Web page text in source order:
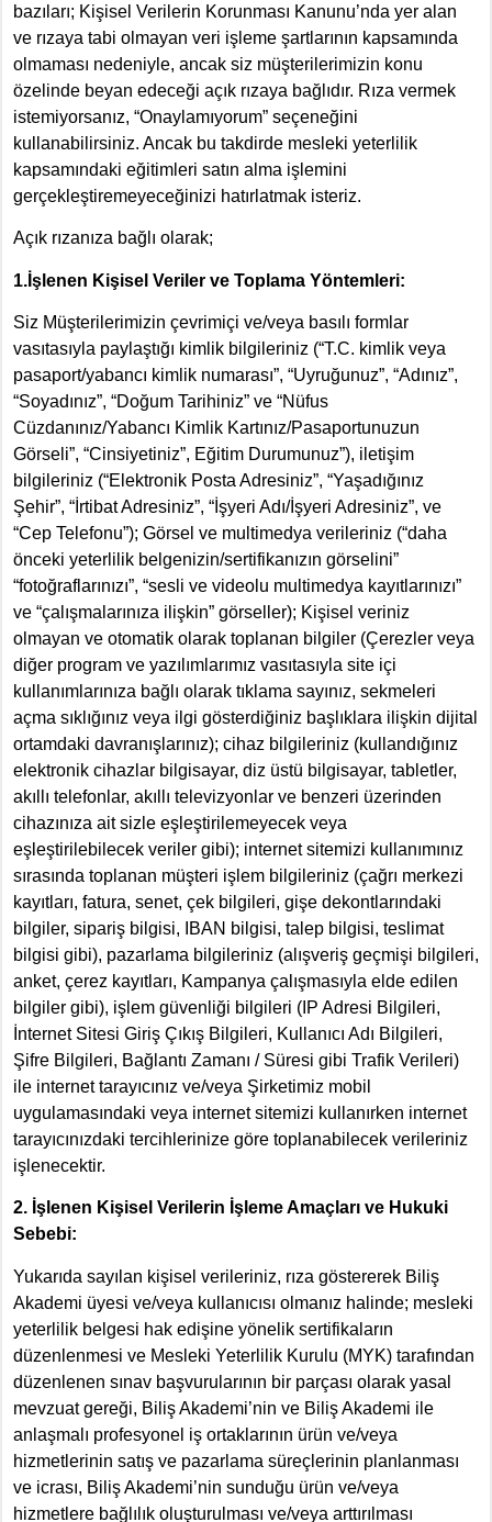
bazıları; Kişisel Verilerin Korunması Kanunu’nda yer alan
ve rızaya tabi olmayan veri işleme şartlarının kapsamında
olmaması nedeniyle, ancak siz müşterilerimizin konu
özelinde beyan edeceği açık rızaya bağlıdır. Rıza vermek
istemiyorsanız, “Onaylamıyorum” seçeneğini
kullanabilirsiniz. Ancak bu takdirde mesleki yeterlilik
kapsamındaki eğitimleri satın alma işlemini
gerçekleştiremeyeceğinizi hatırlatmak isteriz.
Açık rızanıza bağlı olarak;
1.İşlenen Kişisel Veriler ve Toplama Yöntemleri:
Siz Müşterilerimizin çevrimiçi ve/veya basılı formlar
vasıtasıyla paylaştığı kimlik bilgileriniz (“T.C. kimlik veya
pasaport/yabancı kimlik numarası”, “Uyruğunuz”, “Adınız”,
“Soyadınız”, “Doğum Tarihiniz” ve “Nüfus
Cüzdanınız/Yabancı Kimlik Kartınız/Pasaportunuzun
Görseli”, “Cinsiyetiniz”, Eğitim Durumunuz”), iletişim
bilgileriniz (“Elektronik Posta Adresiniz”, “Yaşadığınız
Şehir”, “İrtibat Adresiniz”, “İşyeri Adı/İşyeri Adresiniz”, ve
“Cep Telefonu”); Görsel ve multimedya verileriniz (“daha
önceki yeterlilik belgenizin/sertifikanızın görselini”
“fotoğraflarınızı”, “sesli ve videolu multimedya kayıtlarınızı”
ve “çalışmalarınıza ilişkin” görseller); Kişisel veriniz
olmayan ve otomatik olarak toplanan bilgiler (Çerezler veya
diğer program ve yazılımlarımız vasıtasıyla site içi
kullanımlarınıza bağlı olarak tıklama sayınız, sekmeleri
açma sıklığınız veya ilgi gösterdiğiniz başlıklara ilişkin dijital
ortamdaki davranışlarınız); cihaz bilgileriniz (kullandığınız
elektronik cihazlar bilgisayar, diz üstü bilgisayar, tabletler,
akıllı telefonlar, akıllı televizyonlar ve benzeri üzerinden
cihazınıza ait sizle eşleştirilemeyecek veya
eşleştirilebilecek veriler gibi); internet sitemizi kullanımınız
sırasında toplanan müşteri işlem bilgileriniz (çağrı merkezi
kayıtları, fatura, senet, çek bilgileri, gişe dekontlarındaki
bilgiler, sipariş bilgisi, IBAN bilgisi, talep bilgisi, teslimat
bilgisi gibi), pazarlama bilgileriniz (alışveriş geçmişi bilgileri,
anket, çerez kayıtları, Kampanya çalışmasıyla elde edilen
bilgiler gibi), işlem güvenliği bilgileri (IP Adresi Bilgileri,
İnternet Sitesi Giriş Çıkış Bilgileri, Kullanıcı Adı Bilgileri,
Şifre Bilgileri, Bağlantı Zamanı / Süresi gibi Trafik Verileri)
ile internet tarayıcınız ve/veya Şirketimiz mobil
uygulamasındaki veya internet sitemizi kullanırken internet
tarayıcınızdaki tercihlerinize göre toplanabilecek verileriniz
işlenecektir.
2. İşlenen Kişisel Verilerin İşleme Amaçları ve Hukuki
Sebebi:
Yukarıda sayılan kişisel verileriniz, rıza göstererek Biliş
Akademi üyesi ve/veya kullanıcısı olmanız halinde; mesleki
yeterlilik belgesi hak edişine yönelik sertifikaların
düzenlenmesi ve Mesleki Yeterlilik Kurulu (MYK) tarafından
düzenlenen sınav başvurularının bir parçası olarak yasal
mevzuat gereği, Biliş Akademi’nin ve Biliş Akademi ile
anlaşmalı profesyonel iş ortaklarının ürün ve/veya
hizmetlerinin satış ve pazarlama süreçlerinin planlanması
ve icrası, Biliş Akademi’nin sunduğu ürün ve/veya
hizmetlere bağlılık oluşturulması ve/veya arttırılması